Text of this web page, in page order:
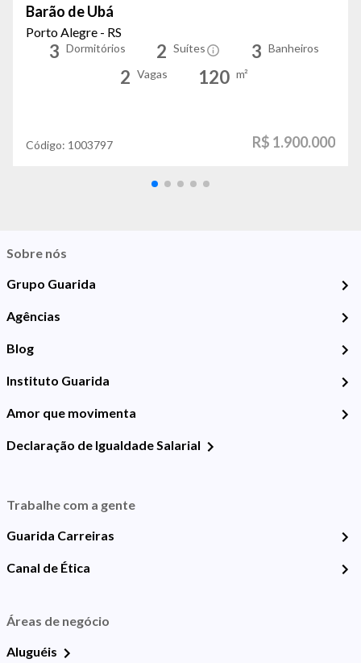
Barão de Ubá
Porto Alegre - RS
3 Dormitórios 2 Suítes 3 Banheiros
2 Vagas 120 m²
Código: 1003797 R$ 1.900.000
Sobre nós
Grupo Guarida
Agências
Blog
Instituto Guarida
Amor que movimenta
Declaração de Igualdade Salarial
Trabalhe com a gente
Guarida Carreiras
Canal de Ética
Áreas de negócio
Aluguéis